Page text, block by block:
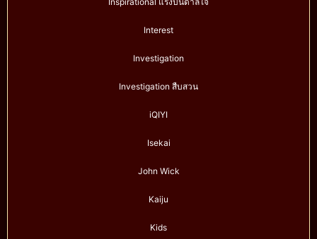
Interest
Investigation
Investigation สืบสวน
iQIYI
Isekai
John Wick
Kaiju
Kids